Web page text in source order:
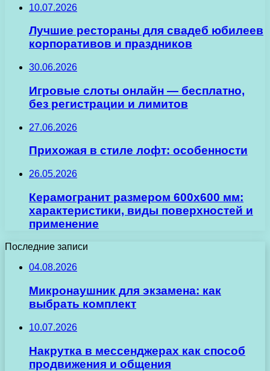
10.07.2026
Лучшие рестораны для свадеб юбилеев
корпоративов и праздников
30.06.2026
Игровые слоты онлайн — бесплатно,
без регистрации и лимитов
27.06.2026
Прихожая в стиле лофт: особенности
26.05.2026
Керамогранит размером 600х600 мм:
характеристики, виды поверхностей и
применение
Последние записи
04.08.2026
Микронаушник для экзамена: как
выбрать комплект
10.07.2026
Накрутка в мессенджерах как способ
продвижения и общения